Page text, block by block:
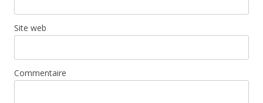
Site web
Commentaire